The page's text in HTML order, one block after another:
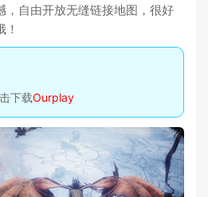
，自由开放无缝链接地图，很好
下载Ourplay